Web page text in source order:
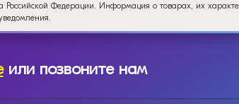
Российской Федерации. Информация о товарах, их
или позвоните нам